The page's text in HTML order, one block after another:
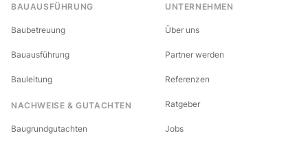
BAUAUSFÜHRUNG
Baubetreuung
Bauausführung
Bauleitung
NACHWEISE & GUTACHTEN
Baugrundgutachten
UNTERNEHMEN
Über uns
Partner werden
Referenzen
Ratgeber
Jobs